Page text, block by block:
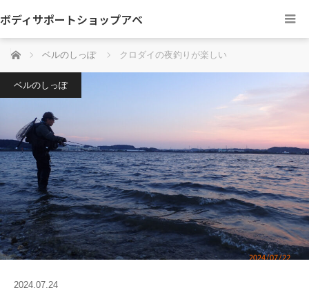
ボディサポートショップアベ
ホーム ベルのしっぽ クロダイの夜釣りが楽しい
ベルのしっぽ
2024.07.24